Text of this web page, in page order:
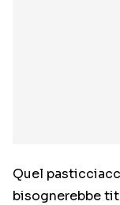
Quel
bisognerebbe